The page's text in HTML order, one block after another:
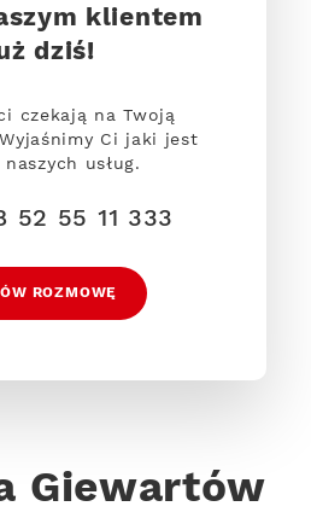
klientem
dziś!
czekają na Twoją
Ci jaki jest
usług.
52 55 11 333
ROZMOWĘ
Giewartów